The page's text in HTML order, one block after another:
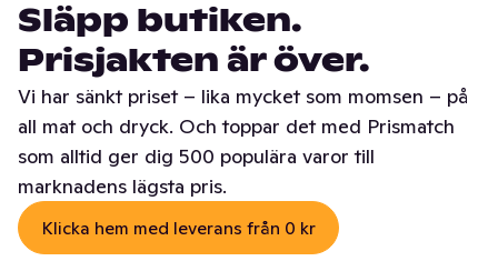
Släpp butiken.
Prisjakten är över.
Vi har sänkt priset – lika mycket som momsen – på
all mat och dryck. Och toppar det med Prismatch
som alltid ger dig 500 populära varor till
marknadens lägsta pris.
Klicka hem med leverans från 0 kr